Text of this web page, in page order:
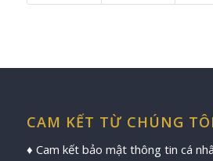
CAM KẾT TỪ CHÚNG TÔI
♦ Cam kết bảo mật thông tin cá